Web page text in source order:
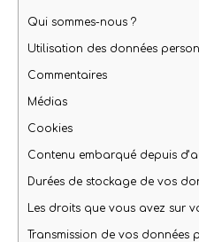
Qui sommes-nous ?
Utilisation des données
Commentaires
Médias
Cookies
Contenu embarqué depuis
Durées de stockage de vos
Les droits que vous avez sur
Transmission de vos données